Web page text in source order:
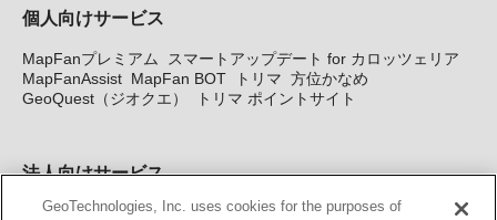
個人向けサービス
MapFanプレミアム
スマートアップデート for カロッツェリア
MapFanAssist MapFan BOT トリマ 方位かなめ
GeoQuest（ジオクエ）
トリマ ポイントサイト
法人向けサービス
法人向け地図・位置情報サービス WEBサイト・システム向け地
GeoTechnologies, Inc. uses cookies for the purposes of